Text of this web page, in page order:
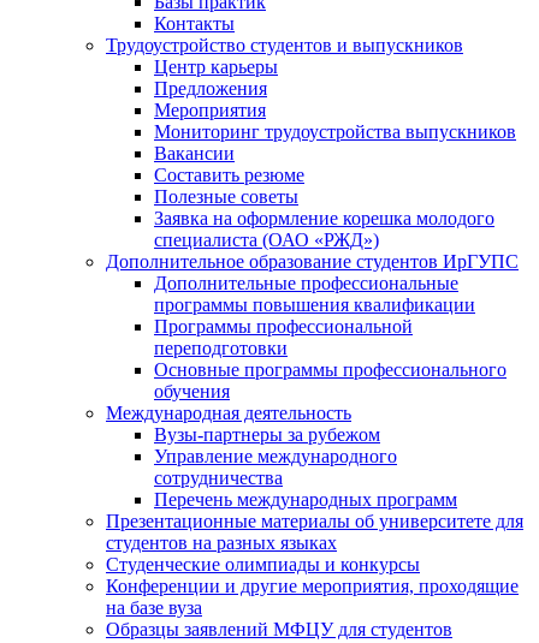
Контакты
Трудоустройство студентов и выпускников
Центр карьеры
Предложения
Мероприятия
Мониторинг трудоустройства выпускников
Вакансии
Составить резюме
Полезные советы
Заявка на оформление корешка молодого
специалиста (ОАО «РЖД»)
Дополнительное образование студентов ИрГУПС
Дополнительные профессиональные
программы повышения квалификации
Программы профессиональной
переподготовки
Основные программы профессионального
обучения
Международная деятельность
Вузы-партнеры за рубежом
Управление международного
сотрудничества
Перечень международных программ
Презентационные материалы об университете для
студентов на разных языках
Студенческие олимпиады и конкурсы
Конференции и другие мероприятия, проходящие
на базе вуза
Образцы заявлений МФЦУ для студентов